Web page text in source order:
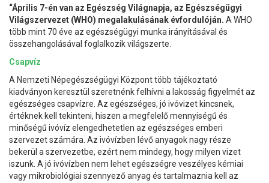
“Április 7-én van az Egészség Világnapja, az Egészségügyi
Világszervezet (WHO) megalakulásának évfordulóján. A WHO
több mint 70 éve az egészségügyi munka irányításával és
összehangolásával foglalkozik világszerte.
Csapvíz
A Nemzeti Népegészségügyi Központ több tájékoztató
kiadványon keresztül szeretnénk felhívni a lakosság figyelmét az
egészséges csapvízre. Az egészséges, jó ivóvizet kincsnek,
értéknek kell tekinteni, hiszen a megfelelő mennyiségű és
minőségű ivóvíz elengedhetetlen az egészséges emberi
szervezet számára. Az ivóvízben lévő anyagok nagy része
bekerül a szervezetbe, ezért nem mindegy, hogy milyen vizet
iszunk. A jó ivóvízben nem lehet egészségre veszélyes kémiai
vagy mikrobiológiai szennyező anyag és tartalmaznia kell az